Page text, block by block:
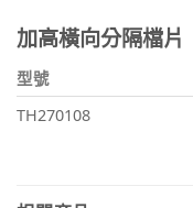
加高橫向分隔檔片
型號
TH270108